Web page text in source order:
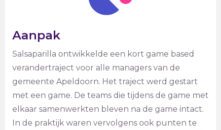
Aanpak
Salsaparilla ontwikkelde een kort game based
verandertraject voor alle managers van de
gemeente Apeldoorn. Het traject werd gestart
met een game. De teams die tijdens de game met
elkaar samenwerkten bleven na de game intact.
In de praktijk waren vervolgens ook punten te